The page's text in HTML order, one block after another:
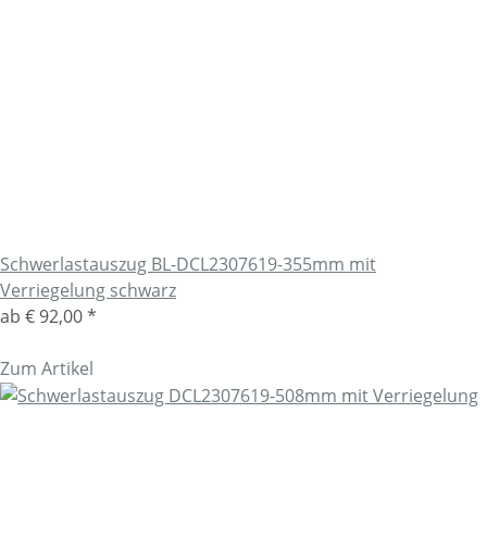
Schwerlastauszug BL-DCL2307619-355mm mit
Verriegelung schwarz
ab € 92,00*
Zum Artikel